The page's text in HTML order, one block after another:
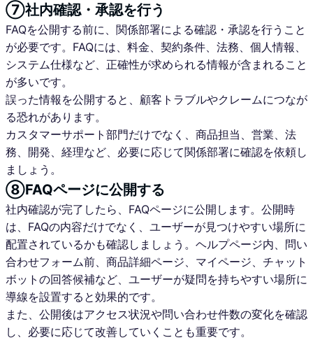
⑦社内確認・承認を行う
FAQを公開する前に、関係部署による確認・承認を行うこと
が必要です。FAQには、料金、契約条件、法務、個人情報、
システム仕様など、正確性が求められる情報が含まれること
が多いです。
誤った情報を公開すると、顧客トラブルやクレームにつなが
る恐れがあります。
カスタマーサポート部門だけでなく、商品担当、営業、法
務、開発、経理など、必要に応じて関係部署に確認を依頼し
ましょう。
⑧FAQページに公開する
社内確認が完了したら、FAQページに公開します。公開時
は、FAQの内容だけでなく、ユーザーが見つけやすい場所に
配置されているかも確認しましょう。ヘルプページ内、問い
合わせフォーム前、商品詳細ページ、マイページ、チャット
ボットの回答候補など、ユーザーが疑問を持ちやすい場所に
導線を設置すると効果的です。
また、公開後はアクセス状況や問い合わせ件数の変化を確認
し、必要に応じて改善していくことも重要です。